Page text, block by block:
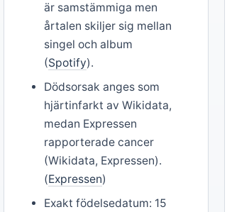
är samstämmiga men
årtalen skiljer sig mellan
singel och album
(Spotify).
Dödsorsak anges som
hjärtinfarkt av Wikidata,
medan Expressen
rapporterade cancer
(Wikidata, Expressen).
(Expressen)
Exakt födelsedatum: 15